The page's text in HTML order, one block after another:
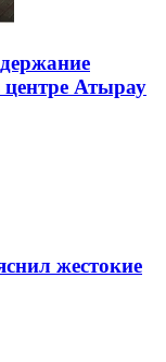
Атырау
жестокие